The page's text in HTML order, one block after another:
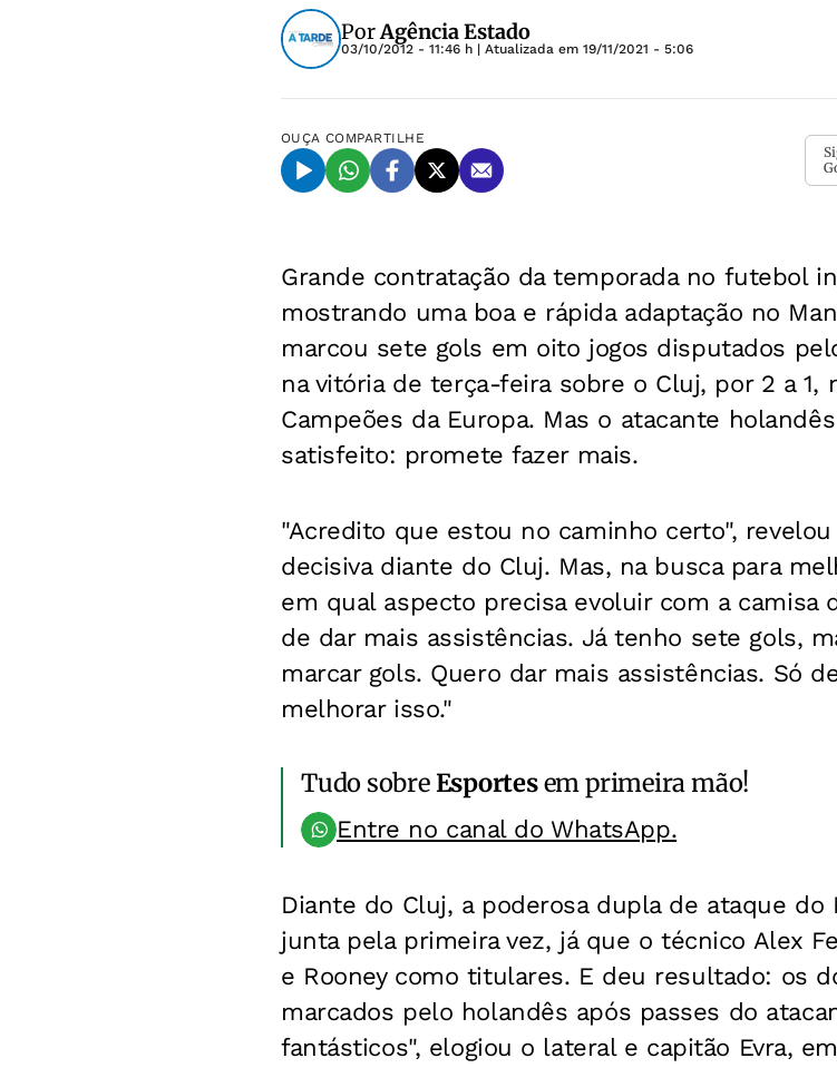
PorAgência Estado
03/10/2012 - 11:46 h | Atualizada em 19/11/2021 - 5:06
OUÇA COMPARTILHE
Grande contratação da temporada no futebol
mostrando uma boa e rápida adaptação no
marcou sete gols em oito jogos disputados
na vitória de terça-feira sobre o Cluj, por 2 a 1,
Campeões da Europa. Mas o atacante
satisfeito: promete fazer mais.
"Acredito que estou no caminho certo", revelou
decisiva diante do Cluj. Mas, na busca para
em qual aspecto precisa evoluir com a camisa
de dar mais assistências. Já tenho sete gols,
marcar gols. Quero dar mais assistências. Só
melhorar isso."
Tudo sobreEsportesem primeira mão!
Entre no canal do WhatsApp.
Diante do Cluj, a poderosa dupla de ataque
junta pela primeira vez, já que o técnico Alex
e Rooney como titulares. E deu resultado: os
marcados pelo holandês após passes do
fantásticos", elogiou o lateral e capitão Evra,